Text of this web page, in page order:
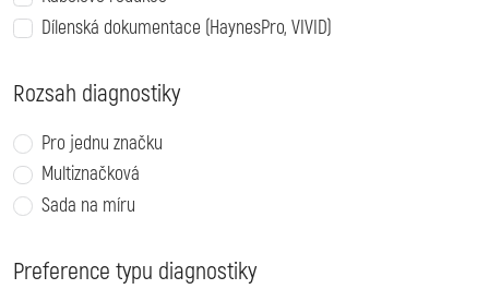
Dílenská dokumentace (HaynesPro, VIVID)
Rozsah diagnostiky
Pro jednu značku
Multiznačková
Sada na míru
Preference typu diagnostiky